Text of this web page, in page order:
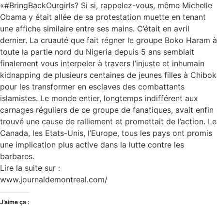
«#BringBackOurgirls? Si si, rappelez-vous, même Michelle
Obama y était allée de sa protestation muette en tenant
une affiche similaire entre ses mains. C’était en avril
dernier. La cruauté que fait régner le groupe Boko Haram à
toute la partie nord du Nigeria depuis 5 ans semblait
finalement vous interpeler à travers l’injuste et inhumain
kidnapping de plusieurs centaines de jeunes filles à Chibok
pour les transformer en esclaves des combattants
islamistes. Le monde entier, longtemps indifférent aux
carnages réguliers de ce groupe de fanatiques, avait enfin
trouvé une cause de ralliement et promettait de l’action. Le
Canada, les Etats-Unis, l’Europe, tous les pays ont promis
une implication plus active dans la lutte contre les
barbares.
Lire la suite sur :
www.journaldemontreal.com/
J’aime ça :